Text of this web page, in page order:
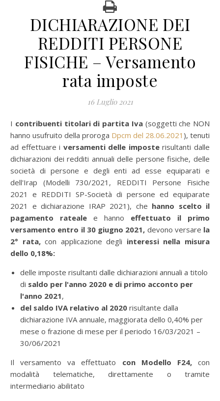
DICHIARAZIONE DEI
REDDITI PERSONE
FISICHE – Versamento
rata imposte
16 Luglio 2021
I contribuenti titolari di partita Iva(soggetti che NON
hanno usufruito della proroga Dpcm del 28.06.2021 ), tenuti
ad effettuare i versamenti delle imposterisultanti dalle
dichiarazioni dei redditi annuali delle persone fisiche, delle
società di persone e degli enti ad esse equiparati e
dell'Irap (Modelli 730/2021, REDDITI Persone Fisiche
2021 e REDDITI SP-Società di persone ed equiparate
2021 e dichiarazione IRAP 2021), che hanno scelto il
pagamento rateale e hanno effettuato il primo
versamento entro il 30 giugno 2021, devono versare la
2° rata,con applicazione degli interessi nella misura
dello 0,18%:
delle imposte risultanti dalle dichiarazioni annuali a titolo
di saldo per l'anno 2020 e di primo acconto per
l'anno 2021,
del saldo IVA relativo al 2020 risultante dalla
dichiarazione IVA annuale, maggiorata dello 0,40% per
mese o frazione di mese per il periodo 16/03/2021 –
30/06/2021
Il versamento va effettuato con Modello F24,con
modalità telematiche, direttamente o tramite
intermediario abilitato